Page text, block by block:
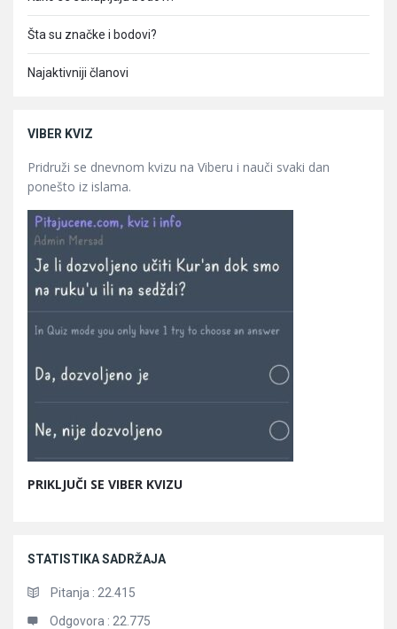
Šta su značke i bodovi?
Najaktivniji članovi
VIBER KVIZ
Pridruži se dnevnom kvizu na Viberu i nauči svaki dan
ponešto iz islama.
PRIKLJUČI SE VIBER KVIZU
STATISTIKA SADRŽAJA
Pitanja : 22.415
Odgovora : 22.775